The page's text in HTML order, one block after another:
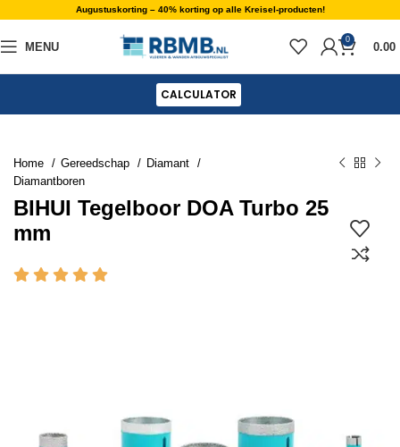
Augustuskorting – 40% korting op alle Kreisel-producten!
MENU
0
0.00
CALCULATOR
Home Gereedschap
Diamant
Diamantboren
BIHUI Tegelboor DOA Turbo 25
mm